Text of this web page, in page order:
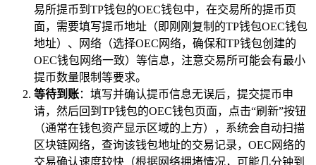
易所提币到TP钱包的OEC钱包中，在交易所的提币页
面，需要填写提币地址（即刚刚复制的TP钱包OEC钱包
地址）、网络（选择OEC网络，确保和TP钱包创建的
OEC钱包网络一致）等信息，注意交易所可能会有最小
提币数量限制等要求。
等待到账：填写并确认提币信息无误后，提交提币申
请，然后回到TP钱包的OEC钱包页面，点击“刷新”按钮
（通常在钱包资产显示区域的上方），系统会自动扫描
区块链网络，查询该钱包地址的交易记录，OEC网络的
交易确认速度较快（根据网络拥堵情况，可能几分钟到